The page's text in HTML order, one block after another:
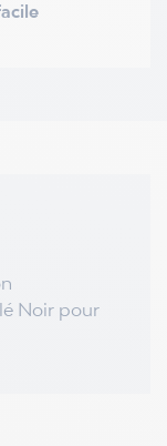
Noir pour